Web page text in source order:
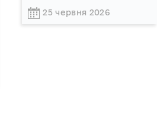
25 червня 2026